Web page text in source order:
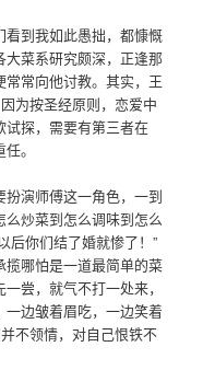
到我如此愚拙，都慷慨
菜系研究颇深，正逢那
常向他讨教。其实，王
为按圣经原则，恋爱中
试探，需要有第三者在
。
演师傅这一角色，一到
炒菜到怎么调味到怎么
后你们结了婚就惨了！”
哪怕是一道最简单的菜
尝，就气不打一处来，
边皱着眉吃，一边笑着
不领情，对自己恨铁不